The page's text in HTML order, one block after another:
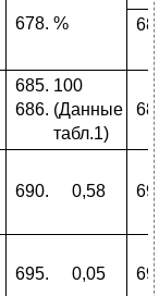
%
100
(Данные
табл.1)
0,58
0,05